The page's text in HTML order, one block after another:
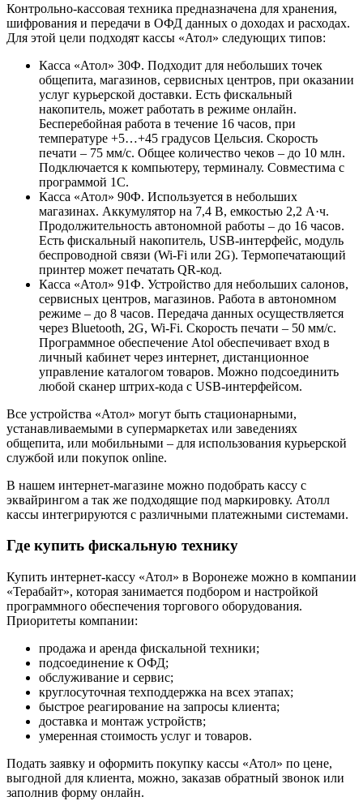
Контрольно-кассовая техника предназначена для хранения,
шифрования и передачи в ОФД данных о доходах и расходах.
Для этой цели подходят кассы «Атол» следующих типов:
Касса «Атол» 30Ф. Подходит для небольших точек
общепита, магазинов, сервисных центров, при оказании
услуг курьерской доставки. Есть фискальный
накопитель, может работать в режиме онлайн.
Бесперебойная работа в течение 16 часов, при
температуре +5…+45 градусов Цельсия. Скорость
печати – 75 мм/с. Общее количество чеков – до 10 млн.
Подключается к компьютеру, терминалу. Совместима с
программой 1С.
Касса «Атол» 90Ф. Используется в небольших
магазинах. Аккумулятор на 7,4 В, емкостью 2,2 А·ч.
Продолжительность автономной работы – до 16 часов.
Есть фискальный накопитель, USB-интерфейс, модуль
беспроводной связи (Wi-Fi или 2G). Термопечатающий
принтер может печатать QR-код.
Касса «Атол» 91Ф. Устройство для небольших салонов,
сервисных центров, магазинов. Работа в автономном
режиме – до 8 часов. Передача данных осуществляется
через Bluetooth, 2G, Wi-Fi. Скорость печати – 50 мм/с.
Программное обеспечение Atol обеспечивает вход в
личный кабинет через интернет, дистанционное
управление каталогом товаров. Можно подсоединить
любой сканер штрих-кода с USB-интерфейсом.
Все устройства «Атол» могут быть стационарными,
устанавливаемыми в супермаркетах или заведениях
общепита, или мобильными – для использования курьерской
службой или покупок online.
В нашем интернет-магазине можно подобрать кассу с
эквайрингом а так же подходящие под маркировку. Атолл
кассы интегрируются с различными платежными системами.
Где купить фискальную технику
Купить интернет-кассу «Атол» в Воронеже можно в компании
«Терабайт», которая занимается подбором и настройкой
программного обеспечения торгового оборудования.
Приоритеты компании:
продажа и аренда фискальной техники;
подсоединение к ОФД;
обслуживание и сервис;
круглосуточная техподдержка на всех этапах;
быстрое реагирование на запросы клиента;
доставка и монтаж устройств;
умеренная стоимость услуг и товаров.
Подать заявку и оформить покупку кассы «Атол» по цене,
выгодной для клиента, можно, заказав обратный звонок или
заполнив форму онлайн.